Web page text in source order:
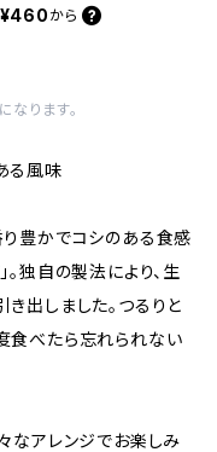
¥460 から
ります。
る風味
豊かでコシのある食感
独自の製法により、生
出しました。つるりと
食べたら忘れられない
なアレンジでお楽しみ